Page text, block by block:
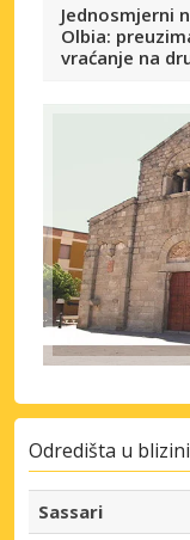
Jednosmjerni
Olbia:
vraćanje na
Odredišta u
Sassari